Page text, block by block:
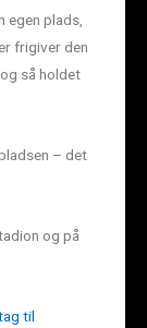
egen plads,
frigiver den
så holdet
– det
og på
til